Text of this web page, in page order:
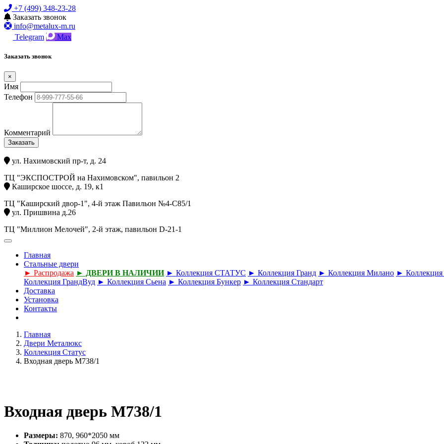
+7 (499) 348-23-28
Заказать звонок
info@metalux-m.ru
Telegram
Max
Заказать звонок
×
Имя
Телефон
Комментарий
Заказать
ул. Нахимовский пр-т, д. 24
ТЦ "ЭКСПОСТРОЙ на Нахимовском", павильон 2
Каширское шоссе, д. 19, к1
ТЦ "Каширский двор-1", 4-й этаж Павильон №4-С85/1
ул. Пришвина д.26
ТЦ "Миллион Мелочей", 2-й этаж, павильон D-21-1
Главная
Стальные двери
► Распродажа ► ДВЕРИ В НАЛИЧИИ ► Коллекция СТАТУС ► Коллекция Гранд ► Коллекция Милано ►
Коллекция ГрандВуд ► Коллекция Сьена ► Коллекция Бункер ► Коллекция Стандарт
Доставка
Установка
Контакты
Главная
Двери Металюкс
Коллекция Статус
Входная дверь М738/1
Входная дверь М738/1
Размеры: 870, 960*2050 мм